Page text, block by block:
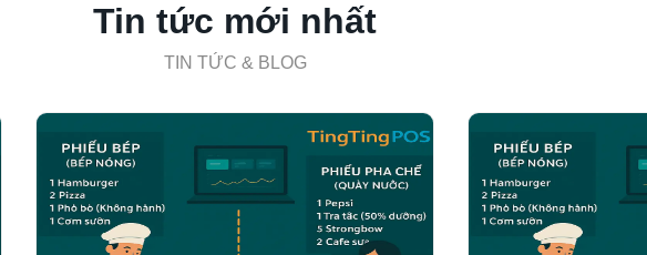
Tin tức mới nhất
TIN TỨC & BLOG